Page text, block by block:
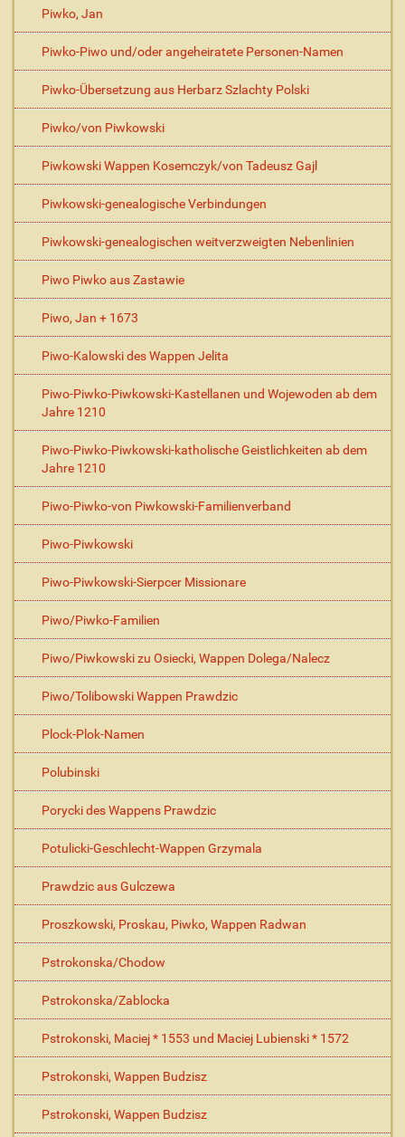
Piwko, Jan
Piwko-Piwo und/oder angeheiratete Personen-Namen
Piwko-Übersetzung aus Herbarz Szlachty Polski
Piwko/von Piwkowski
Piwkowski Wappen Kosemczyk/von Tadeusz Gajl
Piwkowski-genealogische Verbindungen
Piwkowski-genealogischen weitverzweigten Nebenlinien
Piwo Piwko aus Zastawie
Piwo, Jan + 1673
Piwo-Kalowski des Wappen Jelita
Piwo-Piwko-Piwkowski-Kastellanen und Wojewoden ab dem
Jahre 1210
Piwo-Piwko-Piwkowski-katholische Geistlichkeiten ab dem
Jahre 1210
Piwo-Piwko-von Piwkowski-Familienverband
Piwo-Piwkowski
Piwo-Piwkowski-Sierpcer Missionare
Piwo/Piwko-Familien
Piwo/Piwkowski zu Osiecki, Wappen Dolega/Nalecz
Piwo/Tolibowski Wappen Prawdzic
Plock-Plok-Namen
Polubinski
Porycki des Wappens Prawdzic
Potulicki-Geschlecht-Wappen Grzymala
Prawdzic aus Gulczewa
Proszkowski, Proskau, Piwko, Wappen Radwan
Pstrokonska/Chodow
Pstrokonska/Zablocka
Pstrokonski, Maciej * 1553 und Maciej Lubienski * 1572
Pstrokonski, Wappen Budzisz
Pstrokonski, Wappen Budzisz